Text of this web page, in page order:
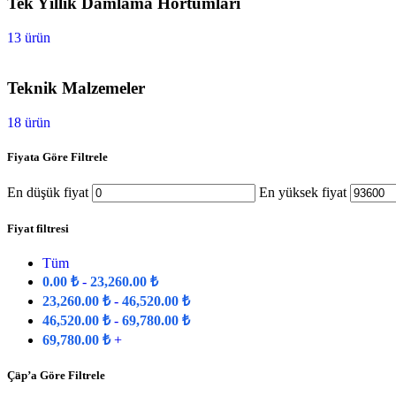
13 ürün
Teknik Malzemeler
18 ürün
Fiyata Göre Filtrele
En düşük fiyat En yüksek fiyat
Fiyat filtresi
Tüm
0.00 ₺- 23,260.00 ₺
23,260.00 ₺- 46,520.00 ₺
46,520.00 ₺- 69,780.00 ₺
69,780.00 ₺+
Çap’a Göre Filtrele